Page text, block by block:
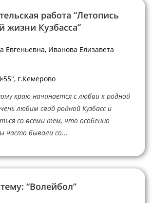
работа “Летопись
жизни Кузбасса”
Евгеньевна, Иванова Елизавета
г.Кемерово
краю начинается с любви к родной
любим свой родной Кузбасс и
со всеми тем, что особенно
часто бывали со...
“Волейбол”